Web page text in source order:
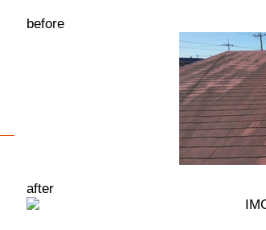
before
after